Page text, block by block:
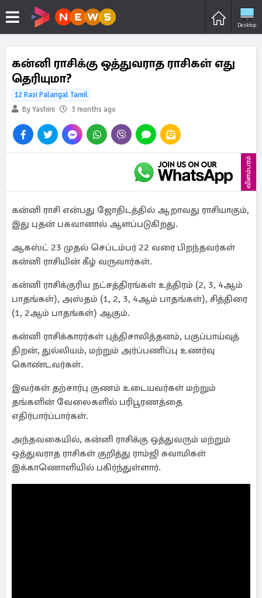
Desktop
கன்னி ராசிக்கு ஒத்துவராத ராசிகள் எது
தெரியுமா?
12 Rasi Palangal Tamil
By Yashini
3 months ago
விளம்பரம்
கன்னி ராசி என்பது ஜோதிடத்தில் ஆறாவது ராசியாகும்,
இது புதன் பகவானால் ஆளப்படுகிறது.
ஆகஸ்ட் 23 முதல் செப்டம்பர் 22 வரை பிறந்தவர்கள்
கன்னி ராசியின் கீழ் வருவார்கள்.
கன்னி ராசிக்குரிய நட்சத்திரங்கள் உத்திரம் (2, 3, 4ஆம்
பாதங்கள்), அஸ்தம் (1, 2, 3, 4ஆம் பாதங்கள்), சித்திரை
(1, 2ஆம் பாதங்கள்) ஆகும்.
கன்னி ராசிக்காரர்கள் புத்திசாலித்தனம், பகுப்பாய்வுத்
திறன், துல்லியம், மற்றும் அர்ப்பணிப்பு உணர்வு
கொண்டவர்கள்.
இவர்கள் தற்சார்பு குணம் உடையவர்கள் மற்றும்
தங்களின் வேலைகளில் பரிபூரணத்தை
எதிர்பார்ப்பார்கள்.
அந்தவகையில், கன்னி ராசிக்கு ஒத்துவரும் மற்றும்
ஒத்துவராத ராசிகள் குறித்து ராம்ஜி சுவாமிகள்
இக்காணொளியில் பகிர்ந்துள்ளார்.